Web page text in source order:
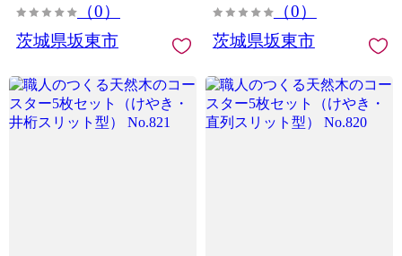
（0）
茨城県坂東市
（0）
茨城県坂東市